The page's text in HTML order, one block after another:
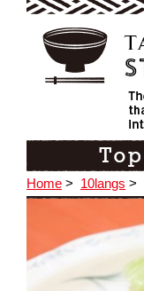
Home > 10langs >